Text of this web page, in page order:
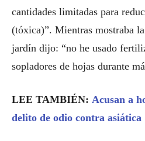
cantidades limitadas para
(tóxica)”. Mientras mostraba
jardín dijo: “no he usado
sopladores de hojas durante
LEE TAMBIÉN: Acusan a
delito de odio contra asiática